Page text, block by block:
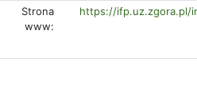
Strona
www:
https://ifp.uz.zgora.pl/